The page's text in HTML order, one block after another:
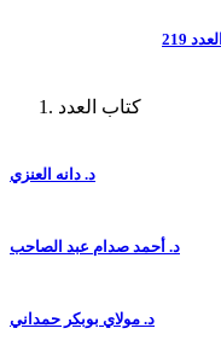
العدد 219
كتاب العدد
د. دانه العنزي
د. أحمد صدام عبد الصاحب
د. مولاي بوبكر حمداني